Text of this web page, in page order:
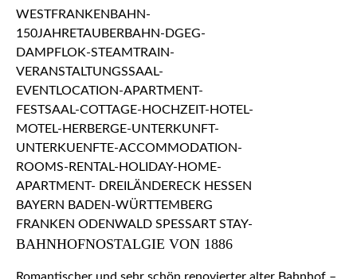
BAHNHOFNOSTALGIE VON 1886